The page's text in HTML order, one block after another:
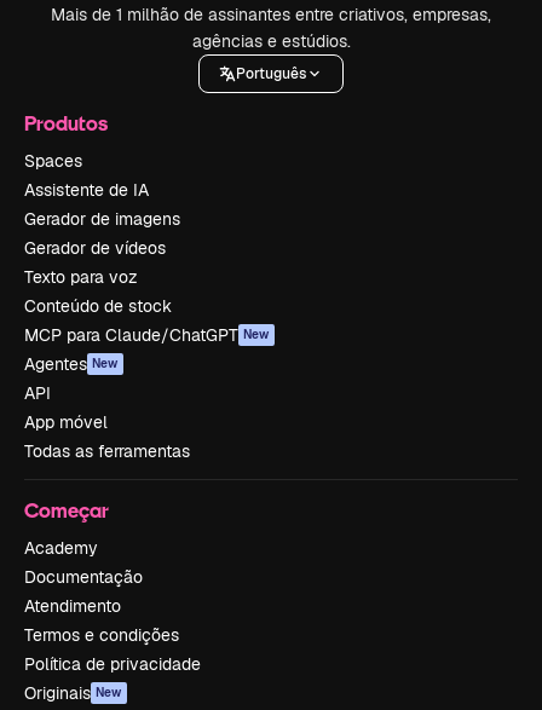
Mais de 1 milhão de assinantes entre criativos, empresas,
agências e estúdios.
Português
Produtos
Spaces
Assistente de IA
Gerador de imagens
Gerador de vídeos
Texto para voz
Conteúdo de stock
MCP para Claude/ChatGPT New
Agentes New
API
App móvel
Todas as ferramentas
Começar
Academy
Documentação
Atendimento
Termos e condições
Política de privacidade
Originais New